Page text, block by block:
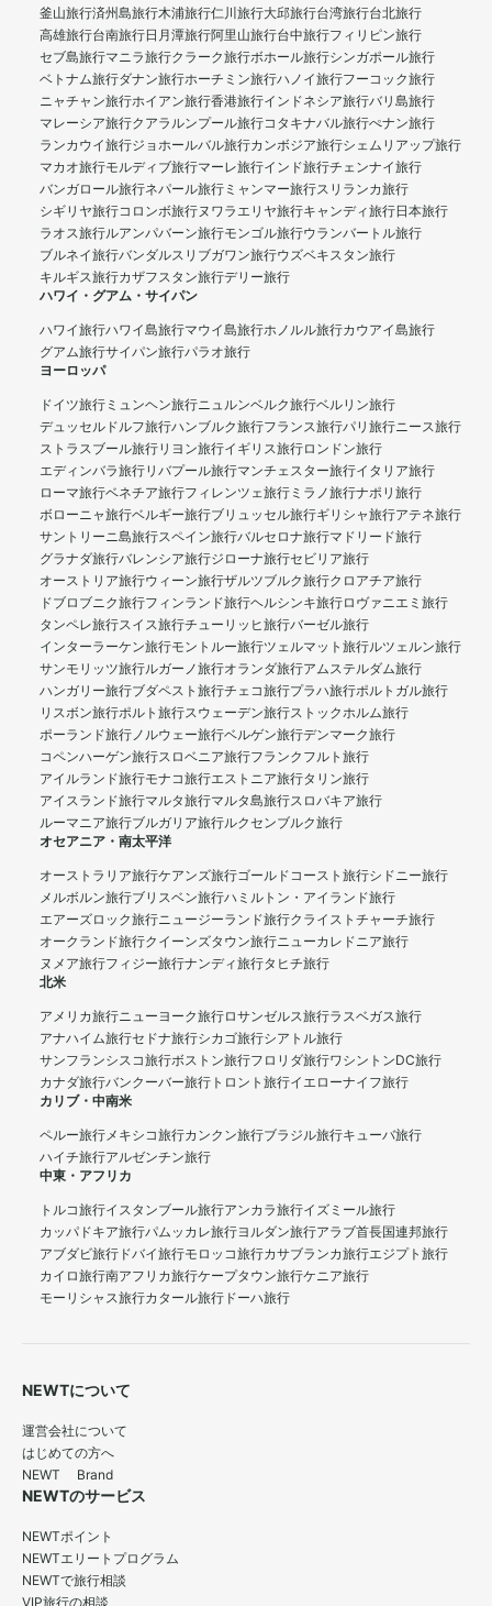
釜山旅行済州島旅行木浦旅行仁川旅行大邱旅行台湾旅行台北旅行
高雄旅行台南旅行日月潭旅行阿里山旅行台中旅行フィリピン旅行
セブ島旅行マニラ旅行クラーク旅行ボホール旅行シンガポール旅行
ベトナム旅行ダナン旅行ホーチミン旅行ハノイ旅行フーコック旅行
ニャチャン旅行ホイアン旅行香港旅行インドネシア旅行バリ島旅行
マレーシア旅行クアラルンプール旅行コタキナバル旅行ぺナン旅行
ランカウイ旅行ジョホールバル旅行カンボジア旅行シェムリアップ旅行
マカオ旅行モルディブ旅行マーレ旅行インド旅行チェンナイ旅行
バンガロール旅行ネパール旅行 ミャンマー旅行スリランカ旅行
シギリヤ旅行コロンボ旅行ヌワラエリヤ旅行キャンディ旅行日本旅行
ラオス旅行ルアンパバーン旅行モンゴル旅行ウランバートル旅行
ブルネイ旅行バンダルスリブガワン旅行ウズベキスタン旅行
キルギス旅行カザフスタン旅行デリー旅行
ハワイ・グアム・サイパン
ハワイ旅行ハワイ島旅行マウイ島旅行ホノルル旅行カウアイ島旅行
グアム旅行サイパン旅行パラオ旅行
ヨーロッパ
ドイツ旅行 ミュンヘン旅行ニュルンベルク旅行ベルリン旅行
デュッセルドルフ旅行ハンブルク旅行フランス旅行パリ旅行ニース旅行
ストラスブール旅行リヨン旅行イギリス旅行ロンドン旅行
エディンバラ旅行リバプール旅行マンチェスター旅行イタリア旅行
ローマ旅行ベネチア旅行フィレンツェ旅行 ミラノ旅行ナポリ旅行
ボローニャ旅行ベルギー旅行ブリュッセル旅行ギリシャ旅行アテネ旅行
サントリーニ島旅行スペイン旅行バルセロナ旅行マドリード旅行
グラナダ旅行バレンシア旅行ジローナ旅行セビリア旅行
オーストリア旅行ウィーン旅行ザルツブルク旅行クロアチア旅行
ドブロブニク旅行フィンランド旅行ヘルシンキ旅行ロヴァニエミ旅行
タンペレ旅行スイス旅行チューリッヒ旅行バーゼル旅行
インターラーケン旅行モントルー旅行ツェルマット旅行ルツェルン旅行
サンモリッツ旅行ルガーノ旅行オランダ旅行アムステルダム旅行
ハンガリー旅行ブダペスト旅行チェコ旅行プラハ旅行ポルトガル旅行
リスボン旅行ポルト旅行スウェーデン旅行ストックホルム旅行
ポーランド旅行ノルウェー旅行ベルゲン旅行デンマーク旅行
コペンハーゲン旅行スロベニア旅行フランクフルト旅行
アイルランド旅行モナコ旅行エストニア旅行タリン旅行
アイスランド旅行マルタ旅行マルタ島旅行スロバキア旅行
ルーマニア旅行ブルガリア旅行ルクセンブルク旅行
オセアニア・南太平洋
オーストラリア旅行ケアンズ旅行ゴールドコースト旅行シドニー旅行
メルボルン旅行ブリスベン旅行ハミルトン・アイランド旅行
エアーズロック旅行ニュージーランド旅行クライストチャーチ旅行
オークランド旅行クイーンズタウン旅行ニューカレドニア旅行
ヌメア旅行フィジー旅行ナンディ旅行タヒチ旅行
北米
アメリカ旅行ニューヨーク旅行ロサンゼルス旅行ラスベガス旅行
アナハイム旅行セドナ旅行シカゴ旅行シアトル旅行
サンフランシスコ旅行ボストン旅行フロリダ旅行ワシントンDC旅行
カナダ旅行バンクーバー旅行 トロント旅行イエローナイフ旅行
カリブ・中南米
ペルー旅行メキシコ旅行カンクン旅行ブラジル旅行キューバ旅行
ハイチ旅行アルゼンチン旅行
中東・アフリカ
トルコ旅行イスタンブール旅行アンカラ旅行イズミール旅行
カッパドキア旅行パムッカレ旅行ヨルダン旅行アラブ首長国連邦旅行
アブダビ旅行 ドバイ旅行モロッコ旅行カサブランカ旅行エジプト旅行
カイロ旅行南アフリカ旅行ケープタウン旅行ケニア旅行
モーリシャス旅行カタール旅行 ドーハ旅行
NEWTについて
運営会社について
はじめての方へ
NEWT Brand
NEWTのサービス
NEWTポイント
NEWTエリートプログラム
NEWTで旅行相談
VIP旅行の相談